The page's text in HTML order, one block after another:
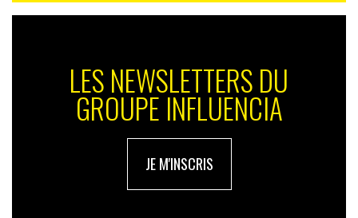
LES NEWSLETTERS DU
GROUPE INFLUENCIA
JE M'INSCRIS